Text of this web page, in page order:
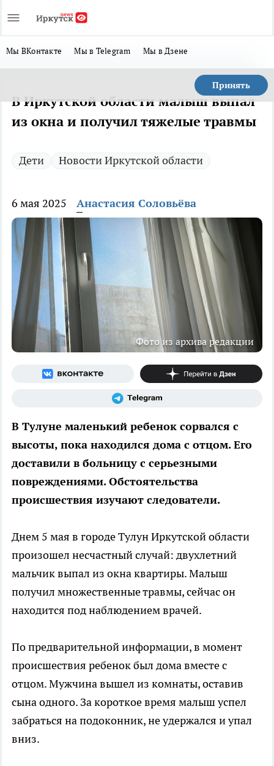
Мы ВКонтакте Мы в Telegram Мы в Дзене
Принять
В Иркутской области малыш выпал
из окна и получил тяжелые травмы
Дети Новости Иркутской области
6 мая 2025 Анастасия Соловьёва
Фото из архива редакции
В Тулуне маленький ребенок сорвался с
высоты, пока находился дома с отцом. Его
доставили в больницу с серьезными
повреждениями. Обстоятельства
происшествия изучают следователи.
Днем 5 мая в городе Тулун Иркутской области
произошел несчастный случай: двухлетний
мальчик выпал из окна квартиры. Малыш
получил множественные травмы, сейчас он
находится под наблюдением врачей.
По предварительной информации, в момент
происшествия ребенок был дома вместе с
отцом. Мужчина вышел из комнаты, оставив
сына одного. За короткое время малыш успел
забраться на подоконник, не удержался и упал
вниз.